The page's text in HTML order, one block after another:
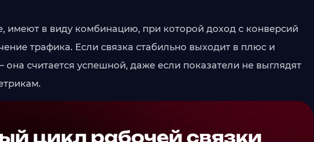
имеют в виду комбинацию, при которой доход с конверсий
трафика. Если связка стабильно выходит в плюс и
считается успешной, даже если показатели не выглядят